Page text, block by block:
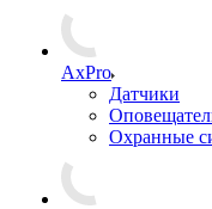
AxPro
Датчики
Охранные